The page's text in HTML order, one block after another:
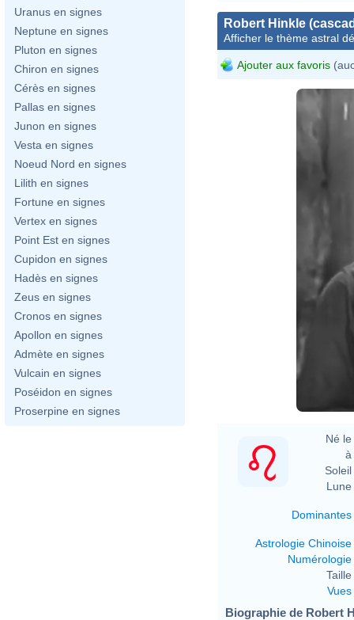
Uranus en signes
Neptune en signes
Pluton en signes
Chiron en signes
Cérès en signes
Pallas en signes
Junon en signes
Vesta en signes
Noeud Nord en signes
Lilith en signes
Fortune en signes
Vertex en signes
Point Est en signes
Cupidon en signes
Hadès en signes
Zeus en signes
Cronos en signes
Apollon en signes
Admète en signes
Vulcain en signes
Poséidon en signes
Proserpine en signes
Robert Hinkle
Afficher le thème astral
Ajouter aux favoris
Né le
à
Soleil
Lune
Dominantes
Astrologie Chinoise
Numérologie
Taille
Vues
Biographie de Robert